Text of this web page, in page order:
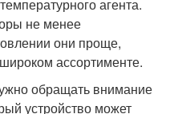
агента.
не менее
они проще,
ассортименте.
обращать внимание
устройство может